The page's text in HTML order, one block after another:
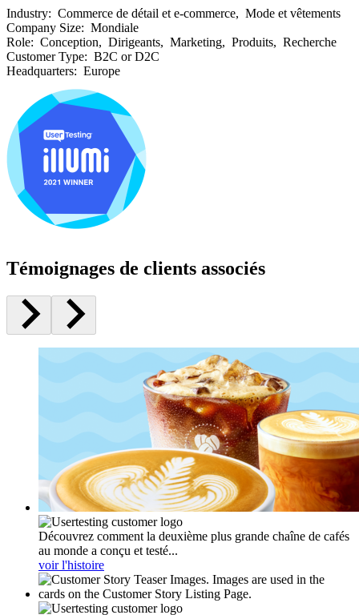
Industry: Commerce de détail et e-commerce, Mode et vêtements
Company Size: Mondiale
Role: Conception, Dirigeants, Marketing, Produits, Recherche
Customer Type: B2C or D2C
Headquarters: Europe
Témoignages de clients associés
Découvrez comment la deuxième plus grande chaîne de cafés
au monde a conçu et testé...
voir l'histoire